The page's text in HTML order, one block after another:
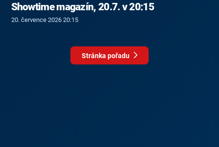
Showtime magazín, 20.7. v 20:15
20. července 2026 20:15
Stránka pořadu